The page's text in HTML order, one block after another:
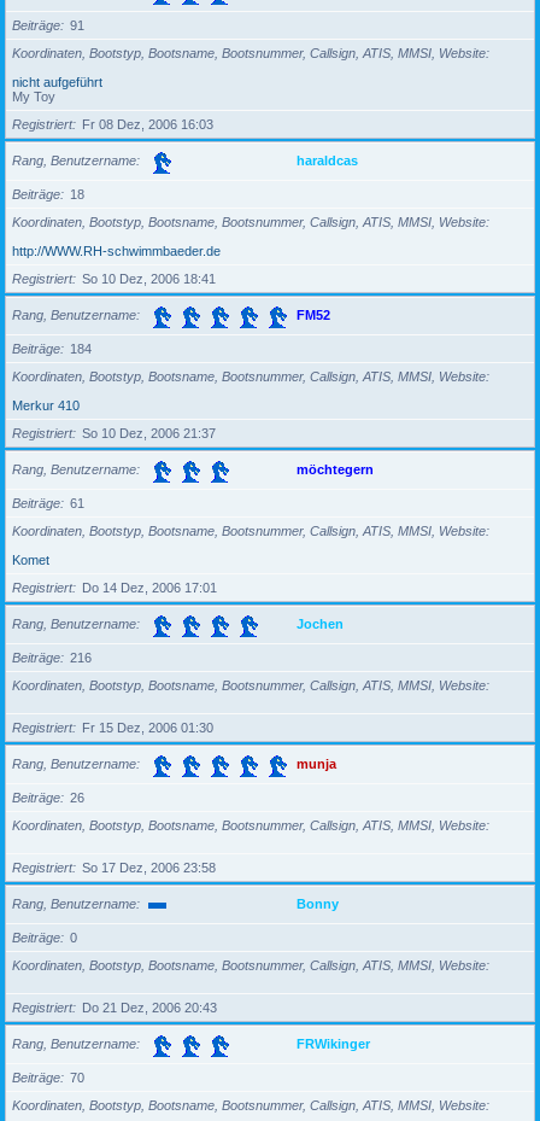
Beiträge
91
Koordinaten, Bootstyp, Bootsname, Bootsnummer, Callsign, ATIS, MMSI, Website
nicht aufgeführt
My Toy
Registriert
Fr 08 Dez, 2006 16:03
Rang, Benutzername haraldcas
Beiträge
18
Koordinaten, Bootstyp, Bootsname, Bootsnummer, Callsign, ATIS, MMSI, Website
http://WWW.RH-schwimmbaeder.de
Registriert
So 10 Dez, 2006 18:41
Rang, Benutzername FM52
Beiträge
184
Koordinaten, Bootstyp, Bootsname, Bootsnummer, Callsign, ATIS, MMSI, Website
Merkur 410
Registriert
So 10 Dez, 2006 21:37
Rang, Benutzername möchtegern
Beiträge
61
Koordinaten, Bootstyp, Bootsname, Bootsnummer, Callsign, ATIS, MMSI, Website
Komet
Registriert
Do 14 Dez, 2006 17:01
Rang, Benutzername Jochen
Beiträge
216
Koordinaten, Bootstyp, Bootsname, Bootsnummer, Callsign, ATIS, MMSI, Website
Registriert Fr 15 Dez, 2006 01:30
Rang, Benutzername munja
Beiträge
26
Koordinaten, Bootstyp, Bootsname, Bootsnummer, Callsign, ATIS, MMSI, Website
Registriert So 17 Dez, 2006 23:58
Rang, Benutzername Bonny
Beiträge
0
Koordinaten, Bootstyp, Bootsname, Bootsnummer, Callsign, ATIS, MMSI, Website
Registriert Do 21 Dez, 2006 20:43
Rang, Benutzername FRWikinger
Beiträge
70
Koordinaten, Bootstyp, Bootsname, Bootsnummer, Callsign, ATIS, MMSI, Website